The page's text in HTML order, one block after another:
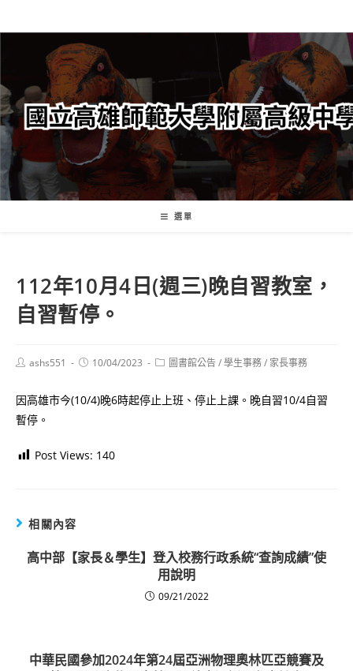
轉
要
內
容
選單
112年10月4日(週三)晚自習教室，
自習暫停。
Postashs551
Post10/04/2023
Post圖書館公告/學生事務/ 家長事務
因高雄市今(10/4)晚6時起停止上班、停止上課。晚自習10/4自習
暫停。
Post Views: 140
相關內容
高中部【家長＆學生】登入校務行政系統“查詢成績”使
用說明
09/21/2022
中華民國參加2024年第24屆亞洲物理奧林匹亞競賽及